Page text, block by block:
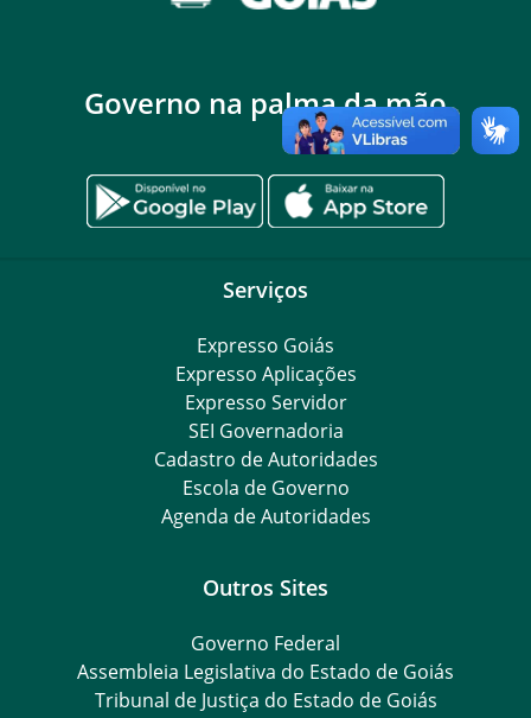
Governo na palma da mão
Serviços
Expresso Goiás
Expresso Aplicações
Expresso Servidor
SEI Governadoria
Cadastro de Autoridades
Escola de Governo
Agenda de Autoridades
Outros Sites
Governo Federal
Assembleia Legislativa do Estado de Goiás
Tribunal de Justiça do Estado de Goiás